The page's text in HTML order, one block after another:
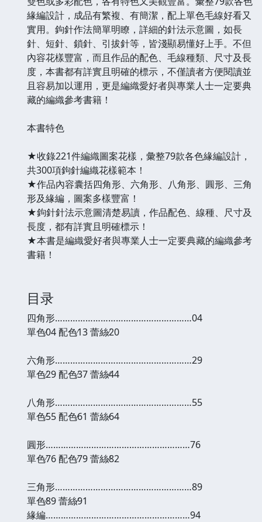
緣編設計，成品有繁複、有簡潔，配上單色毛線好看又
實用。鉤針作法簡單明瞭，詳細的針法示意圖，如長
針、短針、鎖針、引拔針等，皆淺顯易懂好上手。不但
內容花樣豐富，而且作品的配色、毛線種類、尺寸及長
度，本書都有詳實且明確的標示，不僅讀者方便閱讀並
且容易加以運用，更是編織愛好者與專業人士一定要典
藏的編織參考書籍！
本書特色
★收錄221件編織圖案花樣，彙整79款各色緣編設計，
共300項鉤針編織花樣範本！
★作品內容囊括四角形、六角形、八角形、圓形、三角
形及緣編，圖案多樣豐富！
★鉤針針法示意圖清楚易讀，作品配色、線種、尺寸及
長度，都有詳實且明確標示！
★本書是編織愛好者與專業人士一定要典藏的編織參考
書籍！
目录
四角形………………………………………………04
單色∕04 配色∕13 蕾絲∕20
六角形………………………………………………29
單色∕29 配色∕37 蕾絲∕44
八角形………………………………………………55
單色∕55 配色∕61 蕾絲∕64
圓形…………………………………………………76
單色∕76 配色∕79 蕾絲∕82
三角形………………………………………………89
單色∕89 蕾絲∕91
緣編…………………………………………………94